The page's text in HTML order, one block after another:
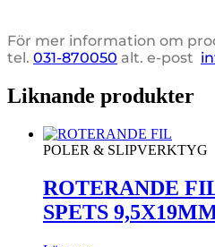
För mer information om
tel. 031-870050 alt. e-post
Liknande produkter
POLER & SLIPVERKTYG
ROTERANDE
SPETS